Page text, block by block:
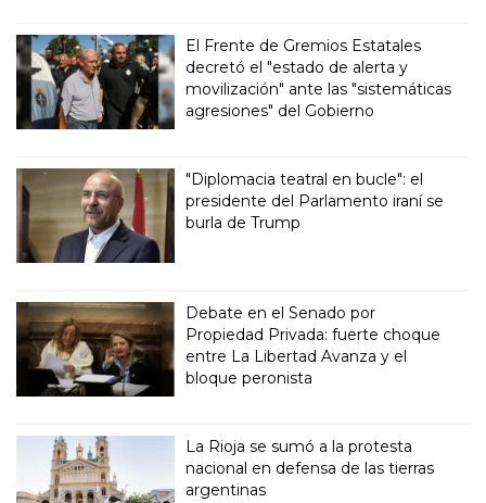
El Frente de Gremios Estatales
decretó el "estado de alerta y
movilización" ante las "sistemáticas
agresiones" del Gobierno
"Diplomacia teatral en bucle": el
presidente del Parlamento iraní se
burla de Trump
Debate en el Senado por
Propiedad Privada: fuerte choque
entre La Libertad Avanza y el
bloque peronista
La Rioja se sumó a la protesta
nacional en defensa de las tierras
argentinas